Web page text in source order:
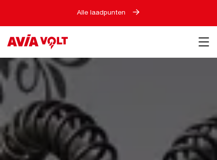
Alle laadpunten